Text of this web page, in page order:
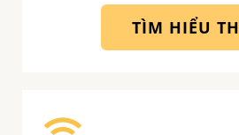
TÌM HIỂU